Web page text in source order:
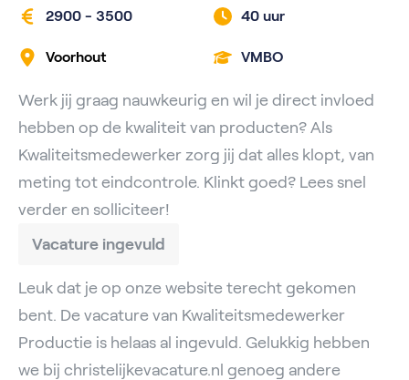
2900 - 3500 40 uur
Voorhout VMBO
Werk jij graag nauwkeurig en wil je direct invloed
hebben op de kwaliteit van producten? Als
Kwaliteitsmedewerker zorg jij dat alles klopt, van
meting tot eindcontrole. Klinkt goed? Lees snel
verder en solliciteer!
Vacature ingevuld
Leuk dat je op onze website terecht gekomen
bent. De vacature van Kwaliteitsmedewerker
Productie is helaas al ingevuld. Gelukkig hebben
we bij christelijkevacature.nl genoeg andere